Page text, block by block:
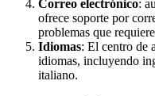
Correo electrónico:
ofrece soporte por
problemas que
Idiomas: El centro de
idiomas, incluyendo
italiano.